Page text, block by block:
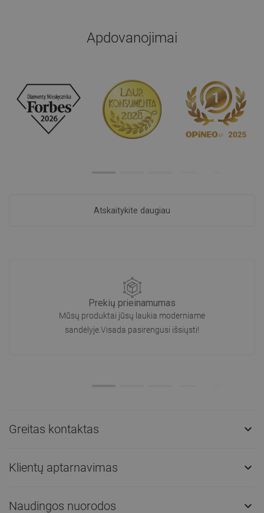
Apdovanojimai
Atskaitykite daugiau
Prekių prieinamumas
Mūsų produktai jūsų laukia moderniame
sandėlyje.Visada pasirengusi išsiųsti!
Greitas kontaktas 
Klientų aptarnavimas 
Naudingos nuorodos 